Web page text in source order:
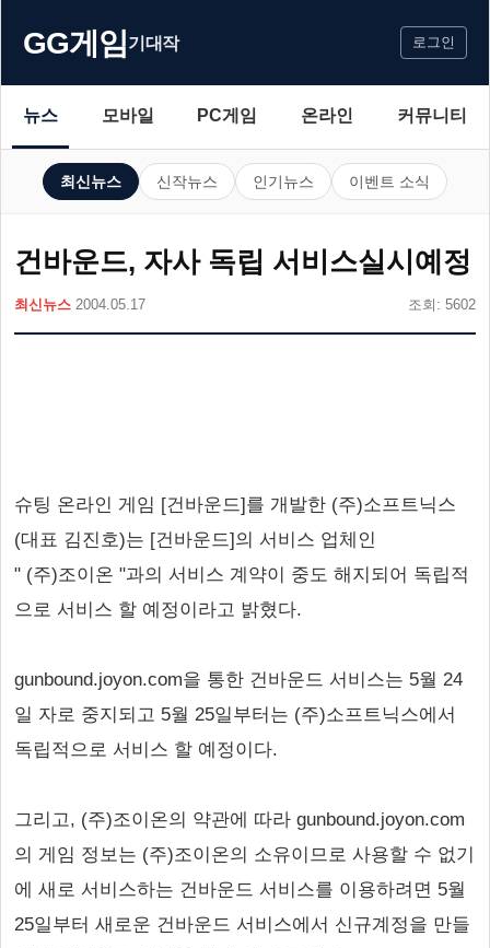
GG게임기대작 로그인
뉴스 모바일 PC게임 온라인 커뮤니티
최신뉴스 신작뉴스 인기뉴스 이벤트 소식
건바운드, 자사 독립 서비스실시예정
최신뉴스 2004.05.17 조회: 5602
슈팅 온라인 게임 [건바운드]를 개발한 (주)소프트닉스
(대표 김진호)는 [건바운드]의 서비스 업체인
" (주)조이온 "과의 서비스 계약이 중도 해지되어 독립적
으로 서비스 할 예정이라고 밝혔다.
gunbound.joyon.com을 통한 건바운드 서비스는 5월 24
일 자로 중지되고 5월 25일부터는 (주)소프트닉스에서
독립적으로 서비스 할 예정이다.
그리고, (주)조이온의 약관에 따라 gunbound.joyon.com
의 게임 정보는 (주)조이온의 소유이므로 사용할 수 없기
에 새로 서비스하는 건바운드 서비스를 이용하려면 5월
25일부터 새로운 건바운드 서비스에서 신규계정을 만들